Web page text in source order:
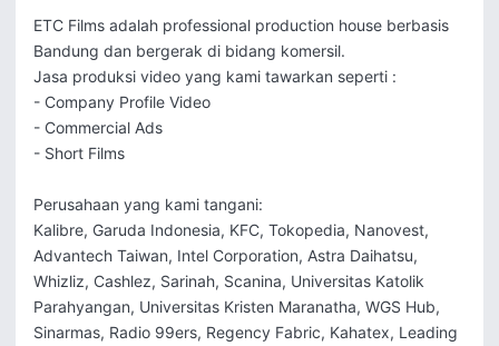
ETC Films adalah professional production house berbasis
Bandung dan bergerak di bidang komersil.
Jasa produksi video yang kami tawarkan seperti :
- Company Profile Video
- Commercial Ads
- Short Films
Perusahaan yang kami tangani:
Kalibre, Garuda Indonesia, KFC, Tokopedia, Nanovest,
Advantech Taiwan, Intel Corporation, Astra Daihatsu,
Whizliz, Cashlez, Sarinah, Scanina, Universitas Katolik
Parahyangan, Universitas Kristen Maranatha, WGS Hub,
Sinarmas, Radio 99ers, Regency Fabric, Kahatex, Leading